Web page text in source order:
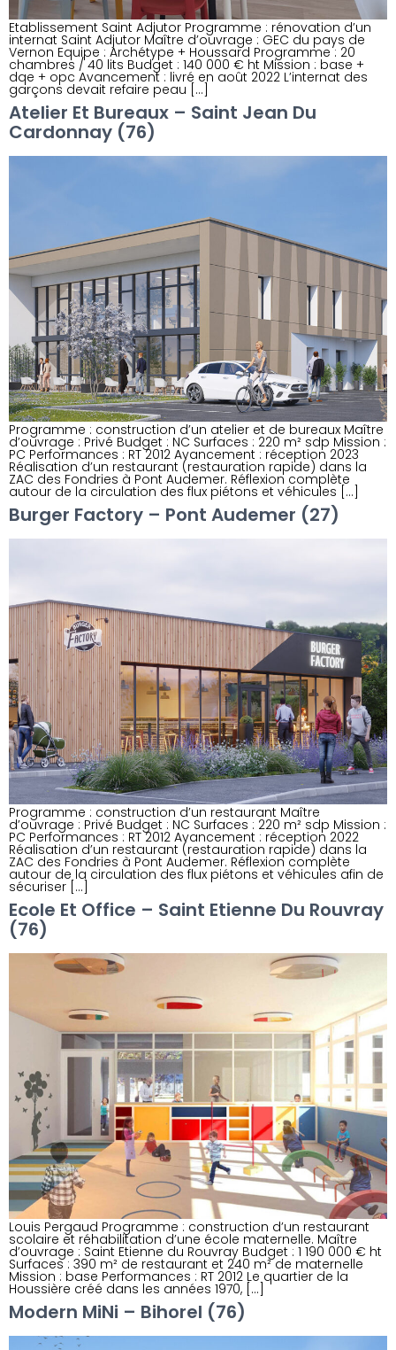
Etablissement Saint Adjutor Programme : rénovation d’un
internat Saint Adjutor Maître d’ouvrage : GEC du pays de
Vernon Equipe : Archétype + Houssard Programme : 20
chambres / 40 lits Budget : 140 000 € ht Mission : base +
dqe + opc Avancement : livré en août 2022 L’internat des
garçons devait refaire peau […]
Atelier Et Bureaux – Saint Jean Du
Cardonnay (76)
Programme : construction d’un atelier et de bureaux Maître
d’ouvrage : Privé Budget : NC Surfaces : 220 m² sdp Mission :
PC Performances : RT 2012 Avancement : réception 2023
Réalisation d’un restaurant (restauration rapide) dans la
ZAC des Fondries à Pont Audemer. Réflexion complète
autour de la circulation des flux piétons et véhicules […]
Burger Factory – Pont Audemer (27)
Programme : construction d’un restaurant Maître
d’ouvrage : Privé Budget : NC Surfaces : 220 m² sdp Mission :
PC Performances : RT 2012 Avancement : réception 2022
Réalisation d’un restaurant (restauration rapide) dans la
ZAC des Fondries à Pont Audemer. Réflexion complète
autour de la circulation des flux piétons et véhicules afin de
sécuriser […]
Ecole Et Office – Saint Etienne Du Rouvray
(76)
Louis Pergaud Programme : construction d’un restaurant
scolaire et réhabilitation d’une école maternelle. Maître
d’ouvrage : Saint Etienne du Rouvray Budget : 1 190 000 € ht
Surfaces : 390 m² de restaurant et 240 m² de maternelle
Mission : base Performances : RT 2012 Le quartier de la
Houssière créé dans les années 1970, […]
Modern MiNi – Bihorel (76)